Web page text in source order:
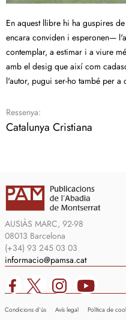
En aquest llibre hi ha guspires
encara conviden i esperonen—
contemplar, a estimar i a viure
amb el desig que així com
l'autor, pugui ser-ho també per a
Ressenya:
Catalunya Cristiana
AUSIÀS MARC, 92-98
08013 Barcelona
(+34) 93 245 03 03
informacio@pamsa.cat
Condicions d’ús Avís legal Política de